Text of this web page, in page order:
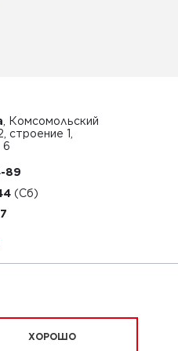
, Комсомольский
строение 1,
6
89
ХОРОШО